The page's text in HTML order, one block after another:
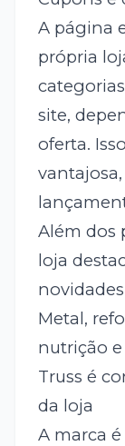
A página
própria
site,
oferta.
Além dos
loja
Metal,
nutrição
Truss é
da loja
A marca